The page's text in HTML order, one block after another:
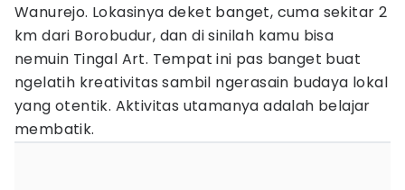
Wanurejo. Lokasinya deket banget, cuma sekitar 2
km dari Borobudur, dan di sinilah kamu bisa
nemuin Tingal Art. Tempat ini pas banget buat
ngelatih kreativitas sambil ngerasain budaya lokal
yang otentik. Aktivitas utamanya adalah belajar
membatik.